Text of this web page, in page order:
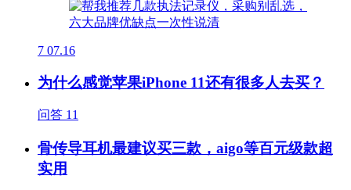
7 07.16
为什么感觉苹果iPhone 11还有很多人去买？
问答 11
骨传导耳机最建议买三款，aigo等百元级款超
实用